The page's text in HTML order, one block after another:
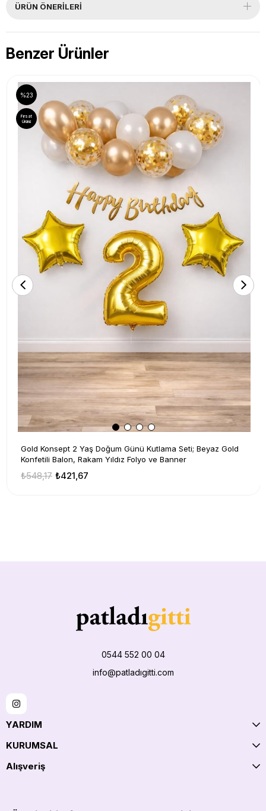
ÜRÜN ÖNERILERI
Benzer Ürünler
Gold Konsept 2 Yaş Doğum Günü Kutlama Seti; Beyaz Gold
Konfetili Balon, Rakam Yıldız Folyo ve Banner
₺421,67
₺548,17
%23
Fırsat
Ürünü
0544 552 00 04
info@patladıgitti.com
YARDIM
KURUMSAL
Alışveriş